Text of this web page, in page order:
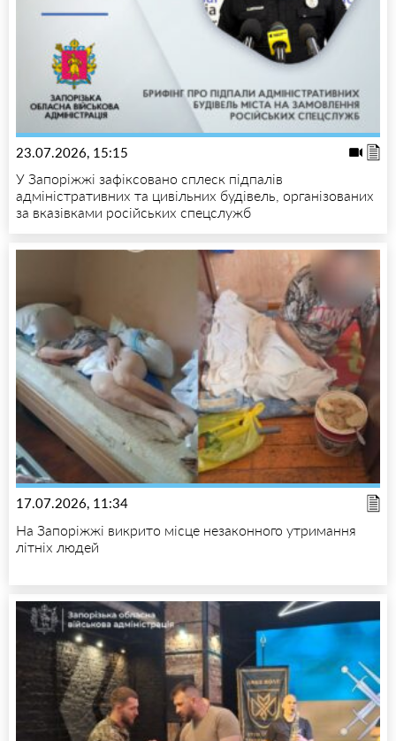
23.07.2026, 15:15
У Запоріжжі зафіксовано сплеск підпалів
адміністративних та цивільних будівель, організованих
за вказівками російських спецслужб
17.07.2026, 11:34
На Запоріжжі викрито місце незаконного утримання
літніх людей